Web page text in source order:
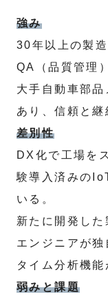
強み
30年以上の製
QA（品質管理
大手自動車部
あり、信頼と継
差別性
DX化で工場を
験導入済みの
いる。
新たに開発し
エンジニアが
タイム分析機能
弱みと課題